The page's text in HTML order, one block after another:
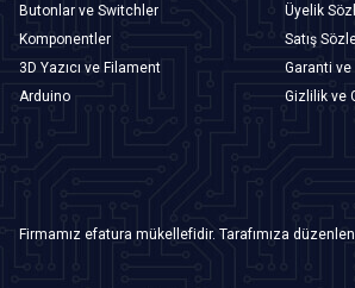
Butonlar ve Switchler
Komponentler
3D Yazıcı ve Filament
Arduino
Üyelik
Satış
Garanti ve
Gizlilik ve
Firmamız efatura mükellefidir. Tarafımıza